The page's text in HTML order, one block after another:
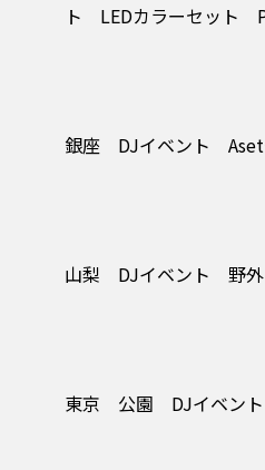
ト LEDカラーセット
銀座 DJイベント
山梨 DJイベント 野外
東京 公園 DJイベン